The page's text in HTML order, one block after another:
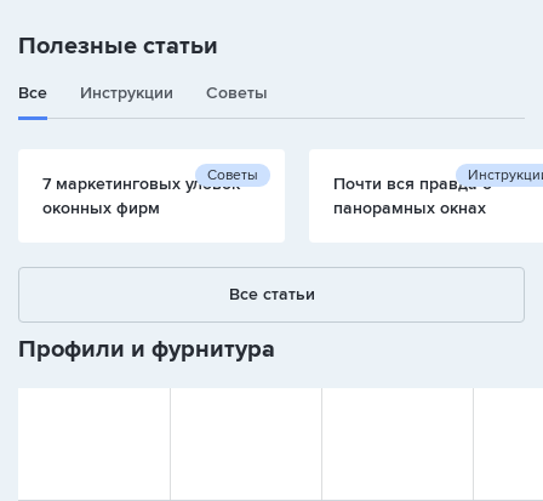
Полезные статьи
Все Инструкции Советы
Советы
7 маркетинговых уловок
оконных фирм
Почти вся правда о
панорамных окнах
Все статьи
Профили и фурнитура